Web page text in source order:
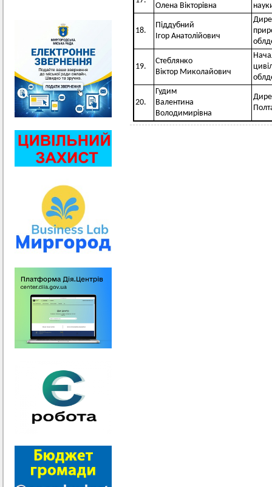
Олена Вікторівна
18.
Піддубний
Ігор Анатолійович
19.
Стеблянко
Віктор Миколайович
20.
Гудим
Валентина
Володимирівна